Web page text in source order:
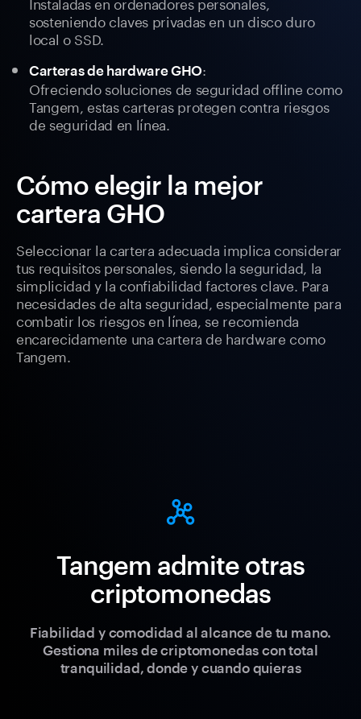
sosteniendo claves privadas en un disco duro
local o SSD.
Carteras de hardware GHO:
Ofreciendo soluciones de seguridad offline como
Tangem, estas carteras protegen contra riesgos
de seguridad en línea.
Cómo elegir la mejor
cartera GHO
Seleccionar la cartera adecuada implica considerar
tus requisitos personales, siendo la seguridad, la
simplicidad y la confiabilidad factores clave. Para
necesidades de alta seguridad, especialmente para
combatir los riesgos en línea, se recomienda
encarecidamente una cartera de hardware como
Tangem.
Tangem admite otras
criptomonedas
Fiabilidad y comodidad al alcance de tu mano.
Gestiona miles de criptomonedas con total
tranquilidad, donde y cuando quieras